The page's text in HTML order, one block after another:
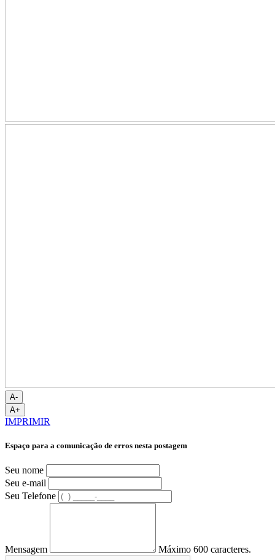
A-
A+
IMPRIMIR
Espaço para a comunicação de erros nesta postagem
Seu nome
Seu e-mail
Seu Telefone
Mensagem Máximo 600 caracteres.